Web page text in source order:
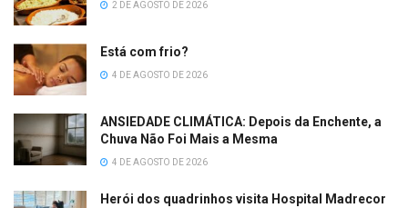
2 DE AGOSTO DE 2026
Está com frio?
4 DE AGOSTO DE 2026
ANSIEDADE CLIMÁTICA: Depois da Enchente, a
Chuva Não Foi Mais a Mesma
4 DE AGOSTO DE 2026
Herói dos quadrinhos visita Hospital Madrecor